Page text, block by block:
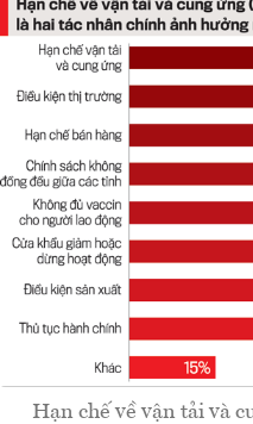
Hạn chế về vận tải và